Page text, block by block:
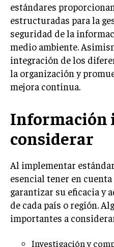
FRANQUICIAS
MARKETING DE
E-COMMERCE
E-COMMERCE Y
ESTRATEGIAS DE
PRECIOS
EMPRESAS Y
GESTIÓN DE LA
MÁS
PROYECTOS
GESTIÓN DE
GESTIÓN DE
SUMINISTRO
estándares
estructuradas para la
seguridad de la
medio ambiente.
integración de los
la organización y
mejora continua.
Información
considerar
Al implementar
esencial tener en
garantizar su eficacia y
de cada país o región.
importantes a
Investigación y